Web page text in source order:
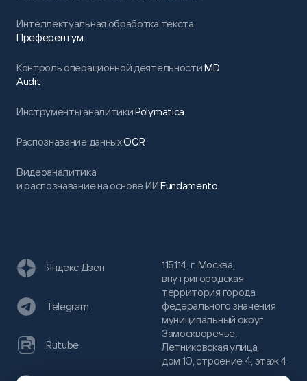
Интеллектуальная обработка текста
Преферентум
Контроль операционной деятельностиMD
Audit
Инструменты аналитикиPolymatica
Распознавание данныхOCR
Видеоаналитика
и распознавание на основе ИИFundamento
115114, г. Москва,
внутригородская
территория города
федерального значения
муниципальный округ
Замоскворечье,
Летниковская улица,
дом 10, строение 4, этаж 4
Яндекс Дзен
Telegram
Rutube